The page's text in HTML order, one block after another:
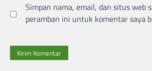
Simpan nama, email, dan situs web
peramban ini untuk komentar saya